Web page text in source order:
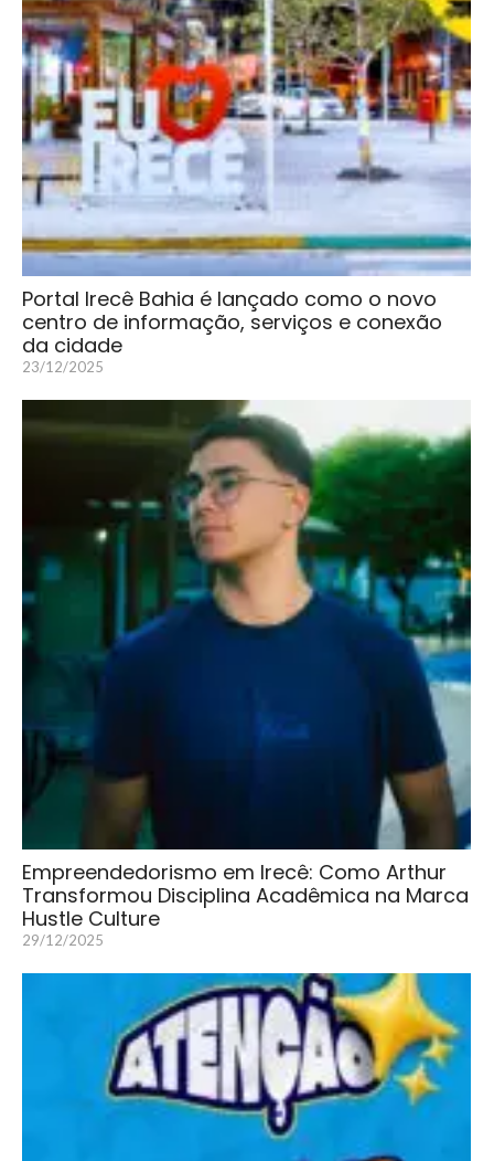
Portal Irecê Bahia é lançado como o novo
centro de informação, serviços e conexão
da cidade
23/12/2025
Empreendedorismo em Irecê: Como Arthur
Transformou Disciplina Acadêmica na Marca
Hustle Culture
29/12/2025